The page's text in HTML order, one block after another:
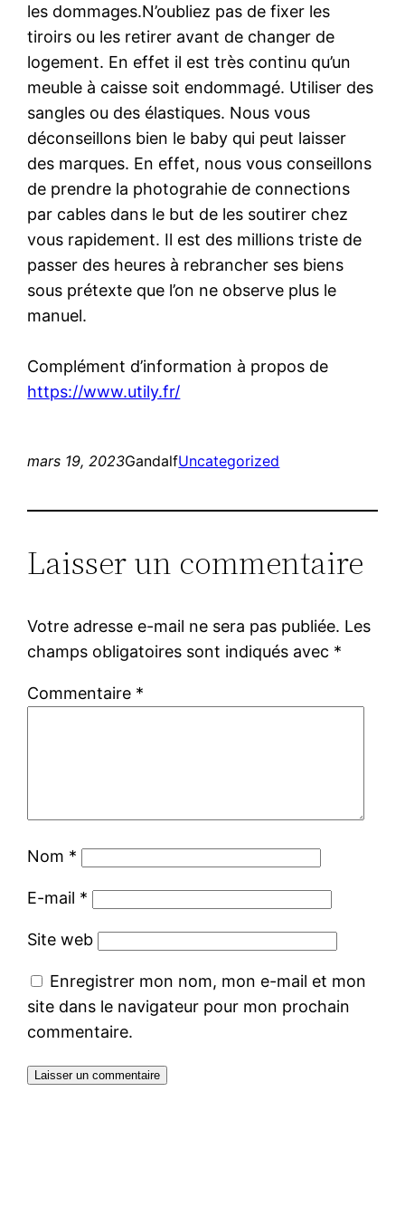
les dommages.N’oubliez pas de fixer les
tiroirs ou les retirer avant de changer de
logement. En effet il est très continu qu’un
meuble à caisse soit endommagé. Utiliser des
sangles ou des élastiques. Nous vous
déconseillons bien le baby qui peut laisser
des marques. En effet, nous vous conseillons
de prendre la photograhie de connections
par cables dans le but de les soutirer chez
vous rapidement. Il est des millions triste de
passer des heures à rebrancher ses biens
sous prétexte que l’on ne observe plus le
manuel.
Complément d’information à propos de
https://www.utily.fr/
mars 19, 2023GandalfUncategorized
Laisser un commentaire
Votre adresse e-mail ne sera pas publiée. Les
champs obligatoires sont indiqués avec *
Commentaire *
Nom *
E-mail *
Site web
Enregistrer mon nom, mon e-mail et mon
site dans le navigateur pour mon prochain
commentaire.